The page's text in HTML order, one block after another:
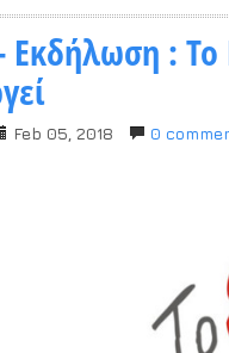
Εκδήλωση :
Feb 05, 2018
0